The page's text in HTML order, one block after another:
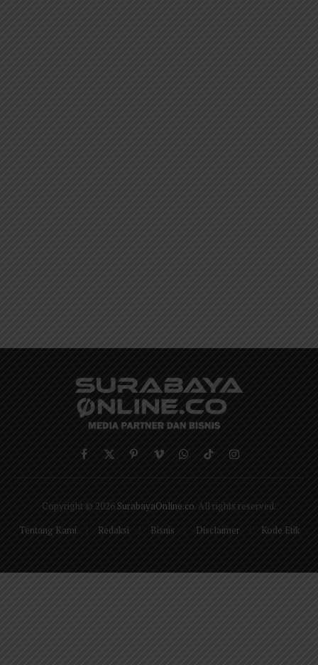
Facebook
X
PinterestVimeoWhatsApp
TikTokInstagram
Copyright © 2026 SurabayaOnline.co. All rights reserved.
Tentang Kami
Redaksi Bisnis Disclaimer Kode Etik